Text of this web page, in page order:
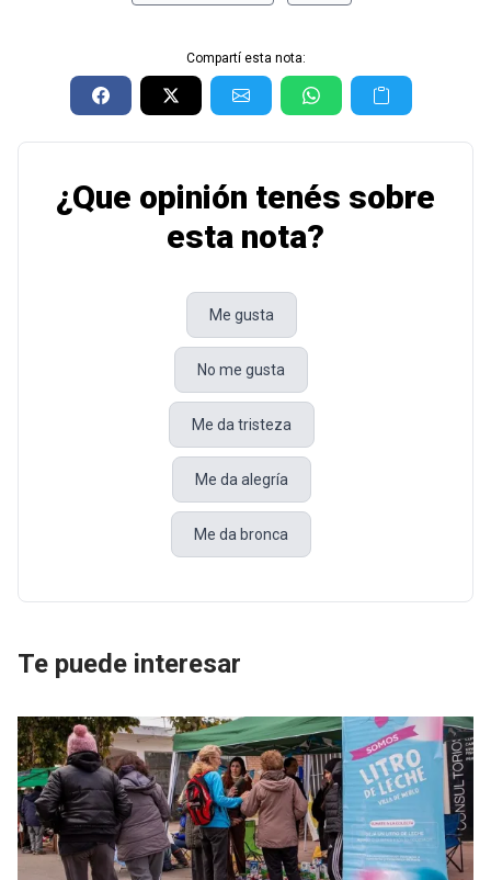
Compartí esta nota:
¿Que opinión tenés sobre
esta nota?
Me gusta
No me gusta
Me da tristeza
Me da alegría
Me da bronca
Te puede interesar